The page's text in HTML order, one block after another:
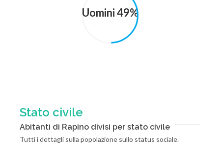
Uomini 49%
Stato civile
Abitanti di Rapino divisi per stato civile
Tutti i dettagli sulla popolazione sullo status sociale.